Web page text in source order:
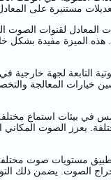
المعادل لقنوات الصوت
الميزة مفيدة بشكل
خيارات المعالجة
في بيئات استماع
يعزز الصوت المكاني
مستويات صوت مختلفة
الصوت. يضمن ذلك